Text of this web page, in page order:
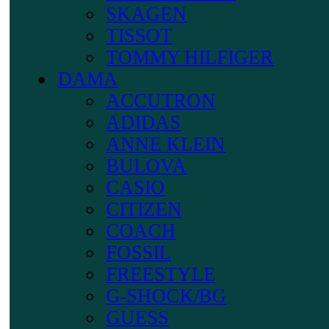
SKAGEN
TISSOT
TOMMY HILFIGER
DAMA
ACCUTRON
ADIDAS
ANNE KLEIN
BULOVA
CASIO
CITIZEN
COACH
FOSSIL
FREESTYLE
G-SHOCK/BG
GUESS